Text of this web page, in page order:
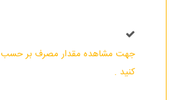
جهت مشاهده مقدار مصرف بر حسب
کنید .